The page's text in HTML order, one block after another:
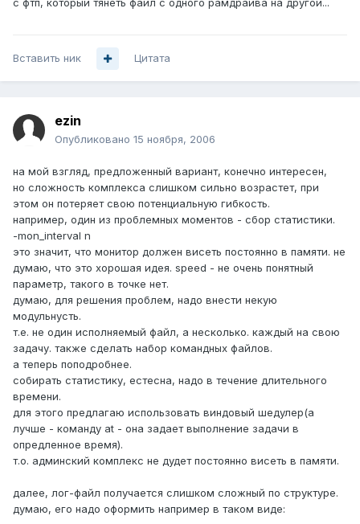
с фтп, который тянеть файл с одного рамдрайва на другой...
Вставить ник Цитата
ezin
Опубликовано 15 ноября, 2006
на мой взгляд, предложенный вариант, конечно интересен,
но сложность комплекса слишком сильно возрастет, при
этом он потеряет свою потенциальную гибкость.
например, один из проблемных моментов - сбор статистики.
-mon_interval n
это значит, что монитор должен висеть постоянно в памяти. не
думаю, что это хорошая идея. speed - не очень понятный
параметр, такого в точке нет.
думаю, для решения проблем, надо внести некую
модульнусть.
т.е. не один исполняемый файл, а несколько. каждый на свою
задачу. также сделать набор командных файлов.
а теперь поподробнее.
собирать статистику, естесна, надо в течение длительного
времени.
для этого предлагаю использовать виндовый шедулер(а
лучше - команду at - она задает выполнение задачи в
опредленное время).
т.о. админский комплекс не дудет постоянно висеть в памяти.
далее, лог-файл получается слишком сложный по структуре.
думаю, его надо оформить например в таком виде: